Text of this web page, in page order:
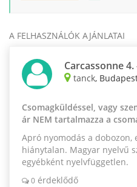
A FELHASZNÁLÓK AJÁNLATAI
Carcassonne
tanck,
Csomagküldéssel, vagy
ár NEM tartalmazza a
Apró nyomodás a dobozon,
hiánytalan. Magyar nyelvű
egyébként nyelvfüggetlen.
0 érdeklődő